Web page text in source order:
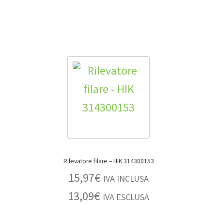
Rilevatore filare – HIK 314300153
15,97€ IVA INCLUSA
13,09€ IVA ESCLUSA